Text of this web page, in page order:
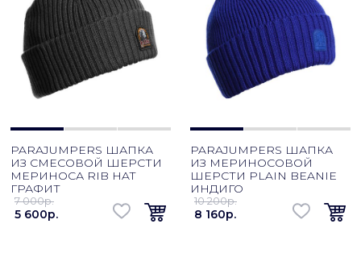
PARAJUMPERS ШАПКА
ИЗ СМЕСОВОЙ ШЕРСТИ
МЕРИНОСА RIB HAT
ГРАФИТ
7 000p.
5 600p.
PARAJUMPERS ШАПКА
ИЗ МЕРИНОСОВОЙ
ШЕРСТИ PLAIN BEANIE
ИНДИГО
10 200p.
8 160p.